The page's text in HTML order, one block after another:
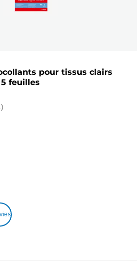
pour tissus clairs
5 feuilles